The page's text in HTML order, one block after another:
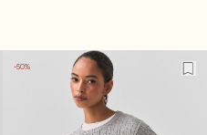
-50%